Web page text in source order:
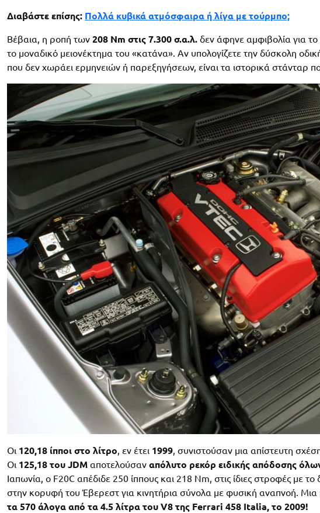
Διαβάστε επίσης: Πολλά κυβικά ατμόσφαιρα ή λίγα με τούρμπο;
Βέβαια, η ροπή των 208 Nm στις 7.300 σ.α.λ. δεν άφηνε αμφιβολία για
το μοναδικό μειονέκτημα του «κατάνα». Αν υπολογίζετε την δύσκολη
που δεν χωράει ερμηνειών ή παρεξηγήσεων, είναι τα ιστορικά στάνταρ
Οι 120,18 ίπποι στο λίτρο, εν έτει 1999, συνιστούσαν μια απίστευτη
Οι 125,18 του JDM αποτελούσαν απόλυτο ρεκόρ ειδικής απόδοσης
Ιαπωνία, ο F20C απέδιδε 250 ίππους και 218 Nm, στις ίδιες στροφές με
στην κορυφή του Έβερεστ για κινητήρια σύνολα με φυσική αναπνοή. Μια
τα 570 άλογα από τα 4.5 λίτρα του V8 της Ferrari 458 Italia, το 2009!